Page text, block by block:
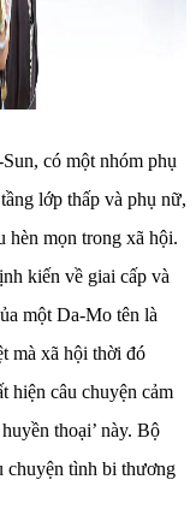
có một nhóm phụ
lớp thấp và phụ nữ,
hèn mọn trong xã hội.
kiến ​​về giai cấp và
một Da-Mo tên là
mà xã hội thời đó
hiện câu chuyện cảm
thoại’ này. Bộ
chuyện tình bi thương